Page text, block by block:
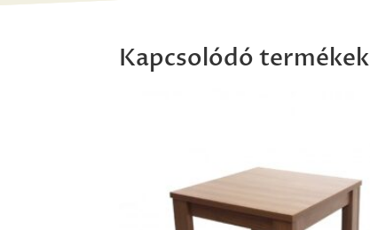
Kapcsolódó termékek